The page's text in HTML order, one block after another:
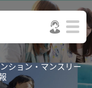
ション・マンスリー